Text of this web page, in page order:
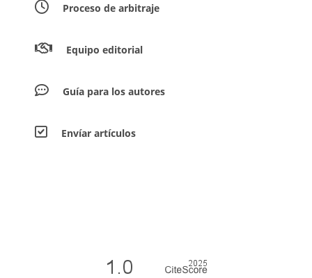
Proceso de arbitraje
Equipo editorial
Guía para los autores
Envíar artículos